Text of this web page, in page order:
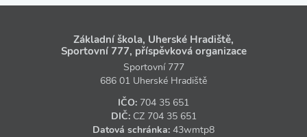
Základní škola, Uherské Hradiště,
Sportovní 777, příspěvková organizace
Sportovní 777
686 01 Uherské Hradiště
IČO: 704 35 651
DIČ: CZ 704 35 651
Datová schránka: 43wmtp8